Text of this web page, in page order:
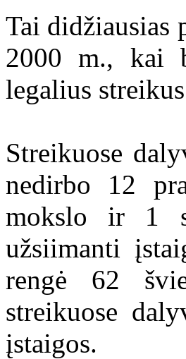
Tai didžiausias
2000 m., kai
legalius
Streikuose
nedirbo 12
mokslo ir 1
užsiimanti
rengė 62
streikuose
įstaigos.